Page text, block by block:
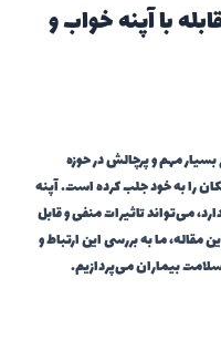
با آپنه خواب و
مهم و پرچالش در حوزه
را به خود جلب کرده است. آپنه
می‌تواند تاثیرات منفی و قابل
ما به بررسی این ارتباط و
بیماران می‌پردازیم.